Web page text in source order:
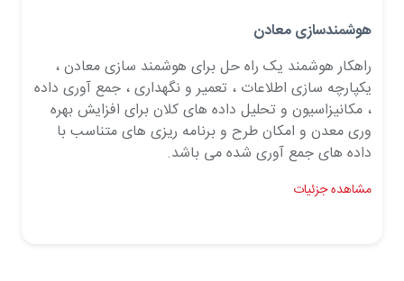
هوشمندسازی معادن
راهکار هوشمند یک راه حل برای هوشمند سازی معادن ،
یکپارچه سازی اطلاعات ، تعمیر و نگهداری ، جمع آوری داده
، مکانیزاسیون و تحلیل داده های کلان برای افزایش بهره
وری معدن و امکان طرح و برنامه ریزی های متناسب با
داده های جمع آوری شده می باشد.
مشاهده جزئیات